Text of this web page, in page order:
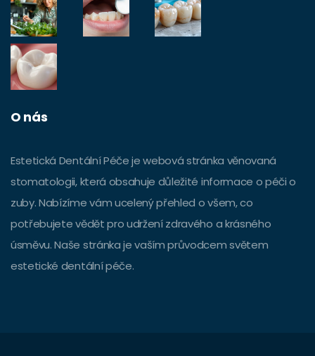
O nás
Estetická Dentální Péče je webová stránka věnovaná
stomatologii, která obsahuje důležité informace o péči o
zuby. Nabízíme vám ucelený přehled o všem, co
potřebujete vědět pro udržení zdravého a krásného
úsměvu. Naše stránka je vaším průvodcem světem
estetické dentální péče.